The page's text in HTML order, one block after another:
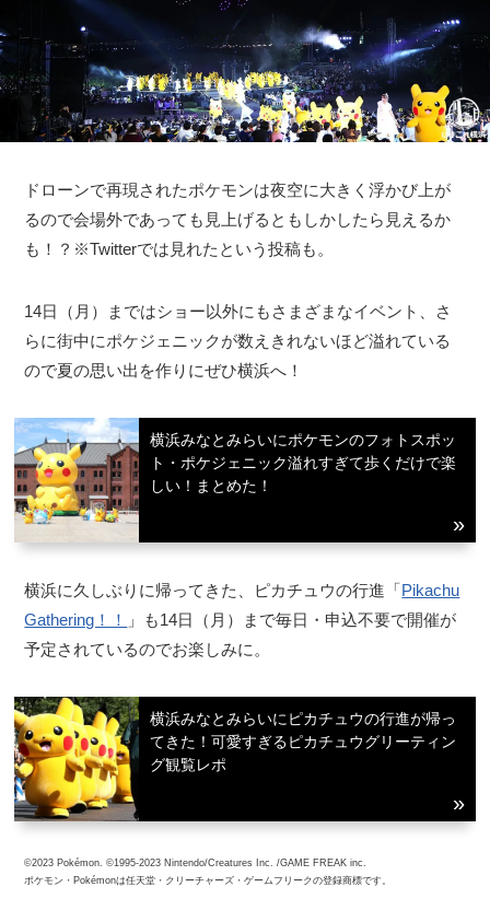
ドローンで再現されたポケモンは夜空に大きく浮かび上が
るので会場外であっても見上げるともしかしたら見えるか
も！？※Twitterでは見れたという投稿も。
14日（月）まではショー以外にもさまざまなイベント、さ
らに街中にポケジェニックが数えきれないほど溢れている
ので夏の思い出を作りにぜひ横浜へ！
横浜みなとみらいにポケモンのフォトスポッ
ト・ポケジェニック溢れすぎて歩くだけで楽
しい！まとめた！
横浜に久しぶりに帰ってきた、ピカチュウの行進「Pikachu
Gathering！！
」も14日（月）まで毎日・申込不要で開催が
予定されているのでお楽しみに。
横浜みなとみらいにピカチュウの行進が帰っ
てきた！可愛すぎるピカチュウグリーティン
グ観覧レポ
©2023 Pokémon. ©1995-2023 Nintendo/Creatures Inc. /GAME FREAK inc.
ポケモン・Pokémonは任天堂・クリーチャーズ・ゲームフリークの登録商標です。